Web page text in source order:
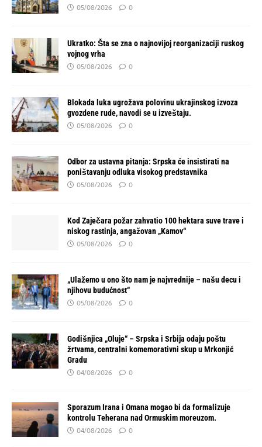
05/08/2026 0
Ukratko: Šta se zna o najnovijoj reorganizaciji ruskog
vojnog vrha
05/08/2026 0
Blokada luka ugrožava polovinu ukrajinskog izvoza
gvozdene rude, navodi se u izveštaju.
05/08/2026 0
Odbor za ustavna pitanja: Srpska će insistirati na
poništavanju odluka visokog predstavnika
05/08/2026 0
Kod Zaječara požar zahvatio 100 hektara suve trave i
niskog rastinja, angažovan „Kamov“
05/08/2026 0
„Ulažemo u ono što nam je najvrednije – našu decu i
njihovu budućnost“
05/08/2026 0
Godišnjica „Oluje“ – Srpska i Srbija odaju poštu
žrtvama, centralni komemorativni skup u Mrkonjić
Gradu
04/08/2026 0
Sporazum Irana i Omana mogao bi da formalizuje
kontrolu Teherana nad Ormuskim moreuzom.
04/08/2026 0